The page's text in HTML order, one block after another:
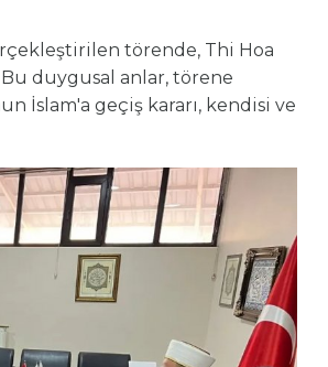
törende, Thi Hoa
duygusal anlar, törene
İslam'a geçiş kararı, kendisi ve